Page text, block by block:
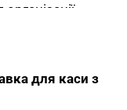
мм (ширина
для каси з